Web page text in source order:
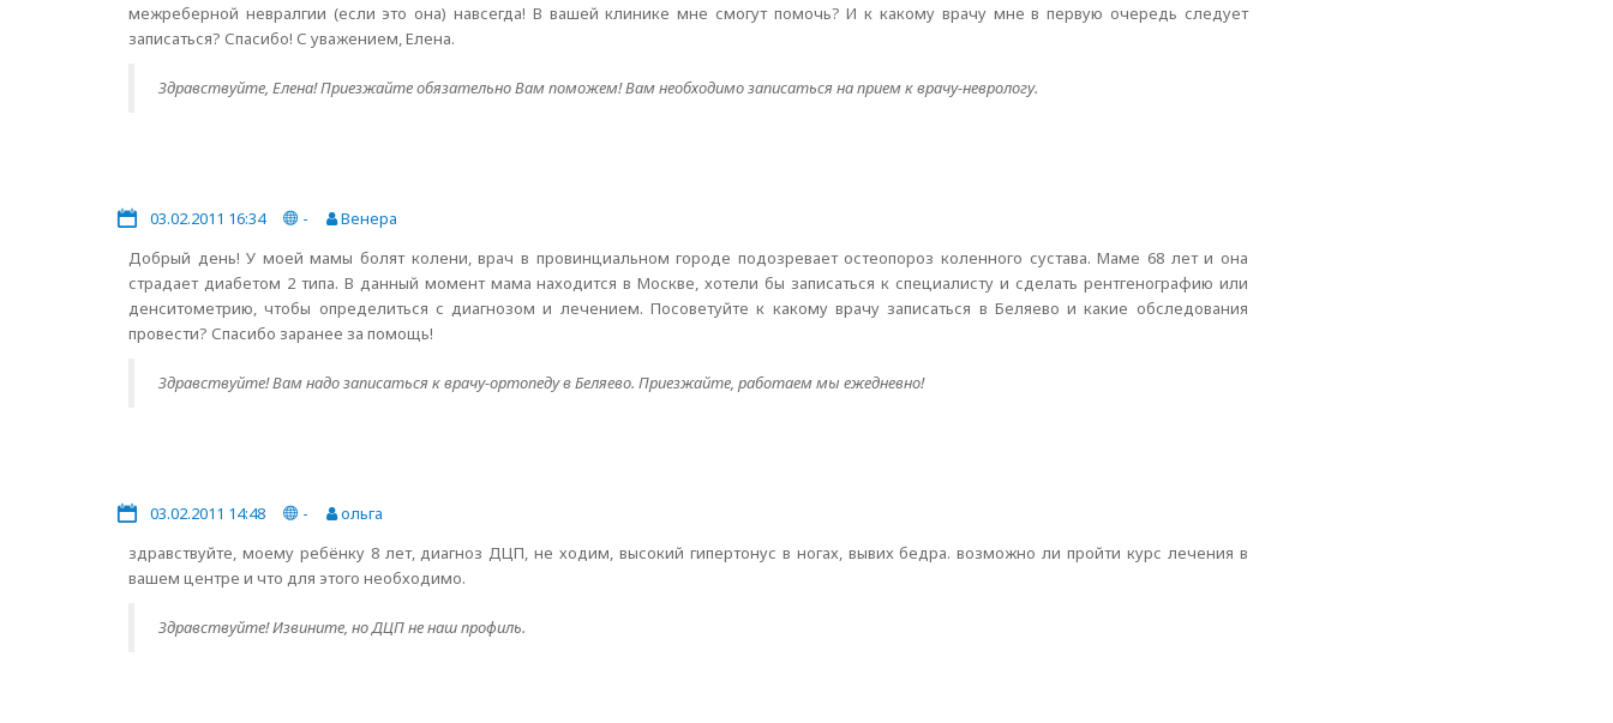
межреберной невралгии (если это она) навсегда! В вашей клинике мне смогут помочь? И к какому врачу мне в первую очередь следует
записаться? Спасибо! С уважением, Елена.
Здравствуйте, Елена! Приезжайте обязательно Вам поможем! Вам необходимо записаться на прием к врачу-неврологу.
03.02.2011 16:34 -
Венера
Добрый день! У моей мамы болят колени, врач в провинциальном городе подозревает остеопороз коленного сустава. Маме 68 лет и она
страдает диабетом 2 типа. В данный момент мама находится в Москве, хотели бы записаться к специалисту и сделать рентгенографию или
денситометрию, чтобы определиться с диагнозом и лечением. Посоветуйте к какому врачу записаться в Беляево и какие обследования
провести? Спасибо заранее за помощь!
Здравствуйте! Вам надо записаться к врачу-ортопеду в Беляево. Приезжайте, работаем мы ежедневно!
03.02.2011 14:48 -
ольга
здравствуйте, моему ребёнку 8 лет, диагноз ДЦП, не ходим, высокий гипертонус в ногах, вывих бедра. возможно ли пройти курс лечения в
вашем центре и что для этого необходимо.
Здравствуйте! Извините, но ДЦП не наш профиль.